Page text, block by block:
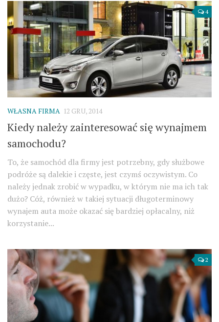
4
WŁASNA FIRMA 12 GRU, 2014
Kiedy należy zainteresować się wynajmem
samochodu?
To, że samochód dla firmy jest potrzebny, gdy służbowe
podróże są dalekie i częste, jest czymś oczywistym. Co
należy jednak zrobić w wypadku, w którym nie ma ich tak
dużo? Cóż, również w takiej sytuacji długoterminowy
wynajem auta może okazać się bardziej opłacalny, niż
korzystanie...
2